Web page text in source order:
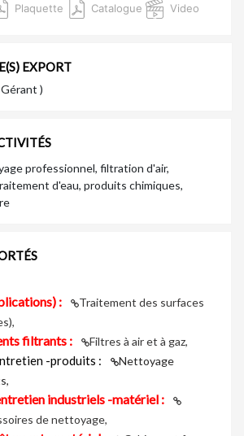
Plaquette Catalogue Video
EXPORT
)
professionnel, filtration d'air,
d'eau, produits chimiques,
:
Traitement des surfaces
filtrants : Filtres à air et à gaz,
-produits :
Nettoyage
industriels -matériel :
de nettoyage,